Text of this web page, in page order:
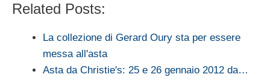
Related Posts:
La collezione di Gerard Oury sta per essere
messa all'asta
Asta da Christie's: 25 e 26 gennaio 2012 da…